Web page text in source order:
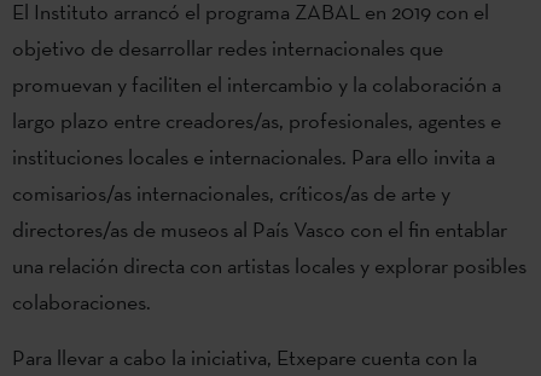
El Instituto arrancó el programa ZABAL en 2019 con el
objetivo de desarrollar redes internacionales que
promuevan y faciliten el intercambio y la colaboración a
largo plazo entre creadores/as, profesionales, agentes e
instituciones locales e internacionales. Para ello invita a
comisarios/as internacionales, críticos/as de arte y
directores/as de museos al País Vasco con el fin entablar
una relación directa con artistas locales y explorar posibles
colaboraciones.
Para llevar a cabo la iniciativa, Etxepare cuenta con la